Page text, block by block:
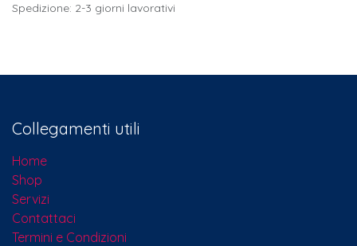
Spedizione: 2-3 giorni lavorativi
Collegamenti utili
Home
Shop
Servizi
Contattaci​
Termini e Condizioni